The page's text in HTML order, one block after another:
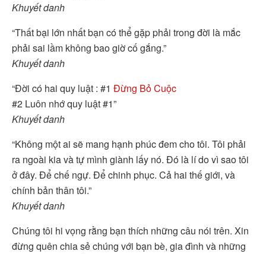
Khuyết danh
“Thất bại lớn nhất bạn có thể gặp phải trong đời là mắc
phải sai lầm không bao giờ cố gắng.”
Khuyết danh
“Đời có hai quy luật : #1 Đừng Bỏ Cuộc
#2 Luôn nhớ quy luật #1”
Khuyết danh
“Không một ai sẽ mang hạnh phúc đem cho tôi. Tôi phải
ra ngoài kia và tự mình giành lấy nó. Đó là lí do vì sao tôi
ở đây. Để chế ngự. Để chinh phục. Cả hai thế giới, và
chính bản thân tôi.”
Khuyết danh
Chúng tôi hi vọng rằng bạn thích những câu nói trên. Xin
đừng quên chia sẻ chúng với bạn bè, gia đình và những